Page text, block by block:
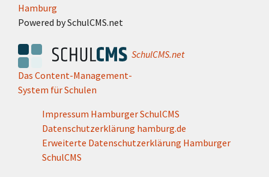
Hamburg
Powered by SchulCMS.net
SchulCMS.net
Das Content-Management-
System für Schulen
Impressum Hamburger SchulCMS
Datenschutzerklärung hamburg.de
Erweiterte Datenschutzerklärung Hamburger
SchulCMS